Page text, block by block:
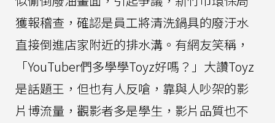
獲報稽查，確認是員工將清洗鍋具的廢汙水
直接倒進店家附近的排水溝。有網友笑稱，
「YouTuber們多學學Toyz好嗎？」大讚Toyz
是話題王，但也有人反嗆，靠與人吵架的影
片博流量，觀影者多是學生，影片品質也不